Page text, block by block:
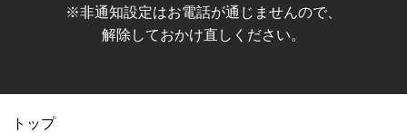
※非通知設定はお電話が通じませんので、
解除しておかけ直しください。
トップ